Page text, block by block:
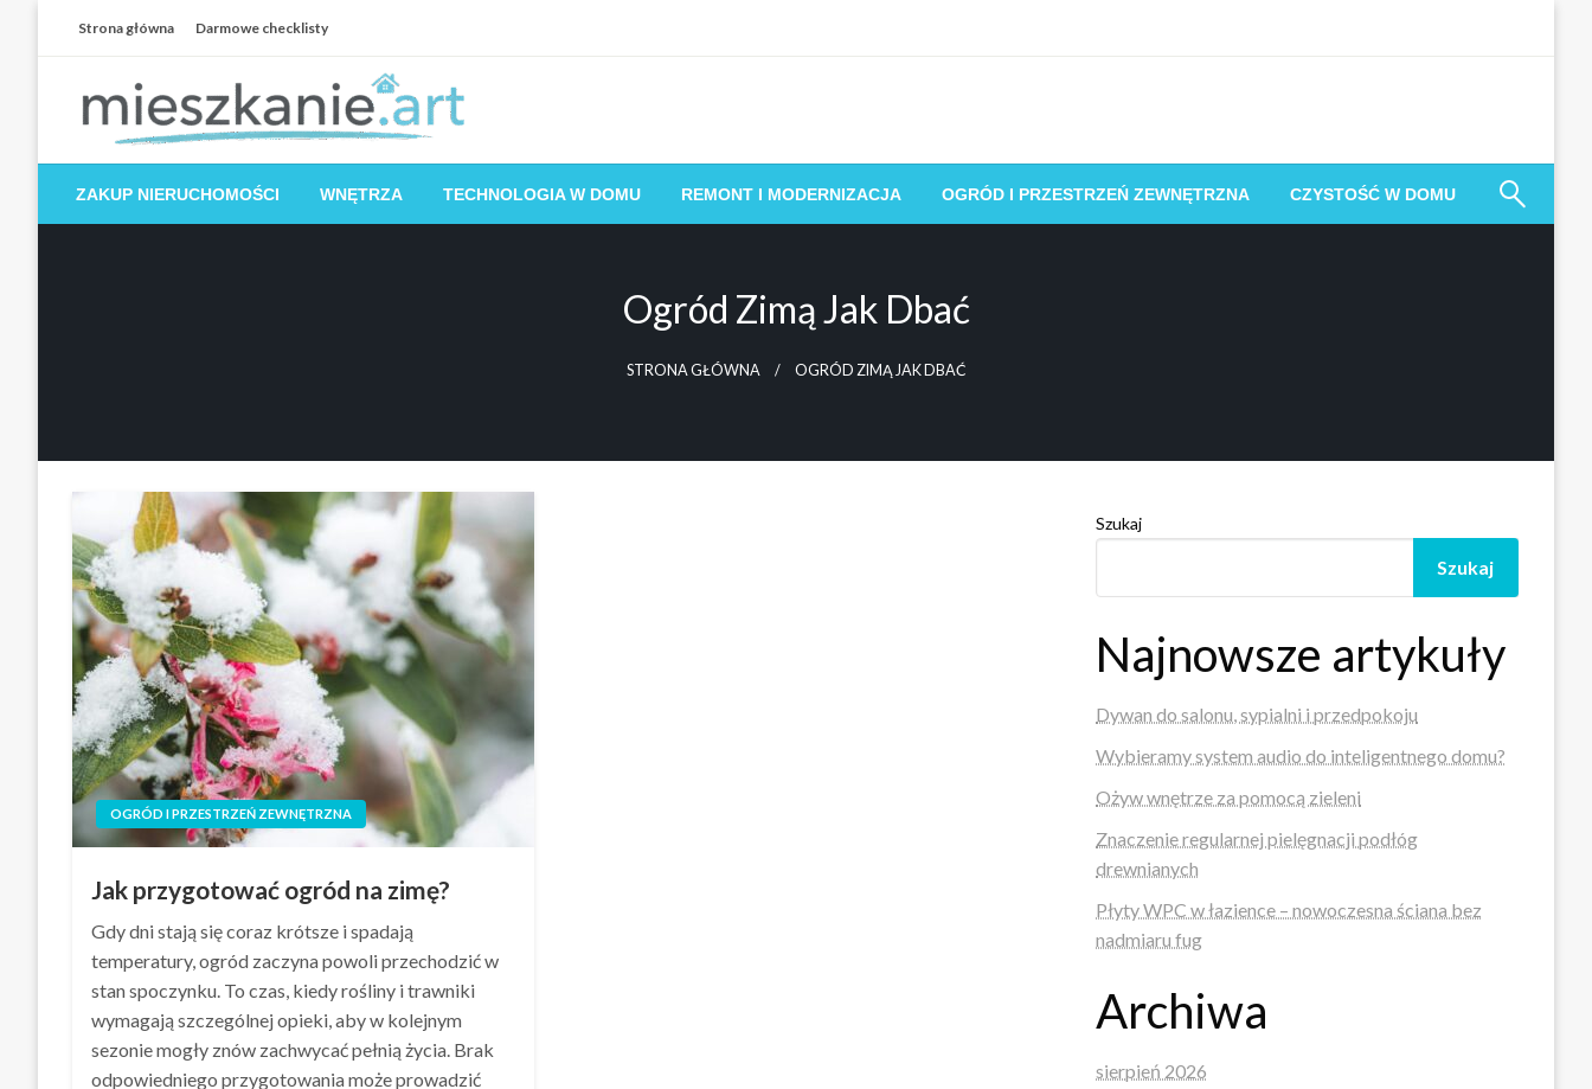
Strona główna Darmowe checklisty
Dom i mieszkanie
ZAKUP NIERUCHOMOŚCI WNĘTRZA TECHNOLOGIA W DOMU REMONT I MODERNIZACJA OGRÓD I PRZESTRZEŃ ZEWNĘTRZNA CZYSTOŚĆ W DOMU
Ogród Zimą Jak Dbać
STRONA GŁÓWNA OGRÓD ZIMĄ JAK DBAĆ
OGRÓD I PRZESTRZEŃ ZEWNĘTRZNA
Jak przygotować ogród na zimę?
Gdy dni stają się coraz krótsze i spadają
temperatury, ogród zaczyna powoli przechodzić w
stan spoczynku. To czas, kiedy rośliny i trawniki
wymagają szczególnej opieki, aby w kolejnym
sezonie mogły znów zachwycać pełnią życia. Brak
odpowiedniego przygotowania może prowadzić
Szukaj
Szukaj
Najnowsze artykuły
Dywan do salonu, sypialni i przedpokoju
Wybieramy system audio do inteligentnego domu?
Ożyw wnętrze za pomocą zieleni
Znaczenie regularnej pielęgnacji podłóg
drewnianych
Płyty WPC w łazience – nowoczesna ściana bez
nadmiaru fug
Archiwa
sierpień 2026